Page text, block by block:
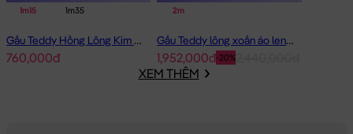
1m15 1m35
Gấu Teddy Hồng Lông Kim Chồn Đeo Nơ Hồng Pink Girl
760,000đ
2m
Gấu Teddy lông xoắn áo len Choco 2m - Hàng Nhập
-20%
1,952,000đ
XEM THÊM